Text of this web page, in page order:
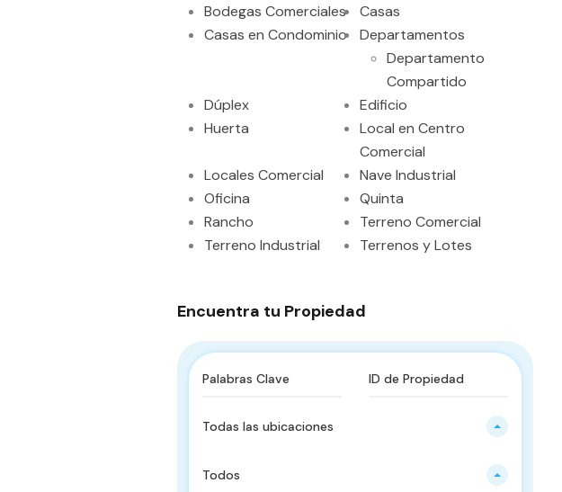
Bodegas Comerciales
Casas
Casas en Condominio
Departamentos
Departamento
Compartido
Dúplex
Edificio
Huerta
Local en Centro
Comercial
Locales Comercial
Nave Industrial
Oficina
Quinta
Rancho
Terreno Comercial
Terreno Industrial
Terrenos y Lotes
Encuentra tu Propiedad
Todas las ubicaciones
Todos